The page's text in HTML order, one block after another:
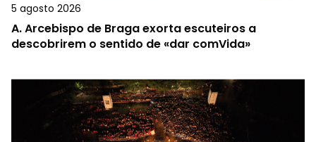
5 agosto 2026
A.Arcebispo de Braga exorta escuteiros a
descobrirem o sentido de «dar comVida»